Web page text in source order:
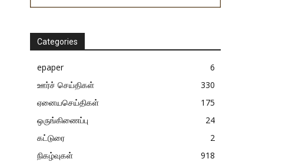
Categories
epaper
6
ஊர்ச் செய்திகள்
330
ஏனையசெய்திகள்
175
ஒருங்கிணைப்பு
24
கட்டுரை
2
நிகழ்வுகள்
918